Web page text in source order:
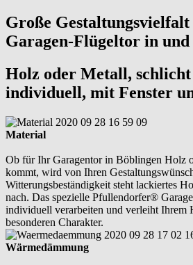
Große
Garagen-Flügeltor in
Holz oder Metall,
individuell, mit Fenster
Material
Ob für Ihr Garagentor in Böblingen Holz
kommt, wird von Ihren
Witterungsbeständigkeit steht lackiertes
nach. Das spezielle Pfullendorfer®
individuell verarbeiten und verleiht Ihrem
besonderen Charakter.
Wärmedämmung